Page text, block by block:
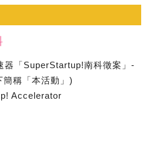
器「SuperStartup!南科徵案」-
稱「本活動」)
Accelerator